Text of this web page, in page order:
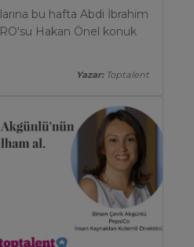
bu hafta Abdi İbrahim
Hakan Önel konuk
Yazar:Toptalent